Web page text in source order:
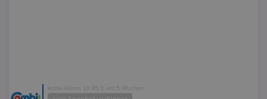
letzte Aktion 16,95 € vor 5 Wochen